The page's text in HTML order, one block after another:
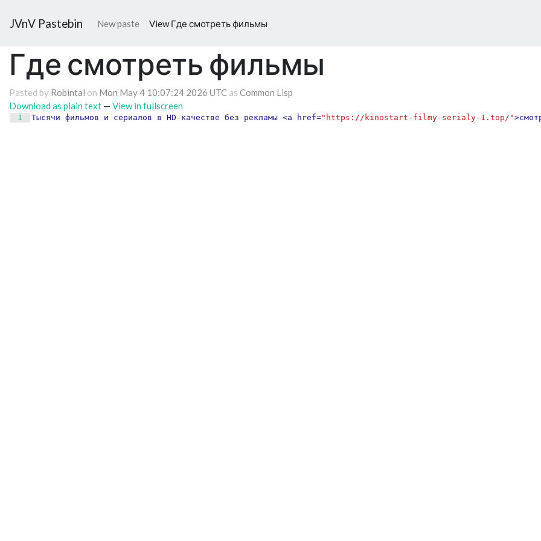
JVnV Pastebin New paste View Где смотреть фильмы
Где смотреть фильмы
Pasted by Robintal on Mon May 4 10:07:24 2026 UTC as Common Lisp
Download as plain text — View in fullscreen
1 Тысячи фильмов и сериалов в HD-качестве без рекламы <a href="https://kinostart-filmy-serialy-1.top/"